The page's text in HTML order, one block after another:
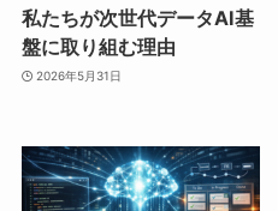
私たちが次世代データAI基
盤に取り組む理由
2026年5月31日